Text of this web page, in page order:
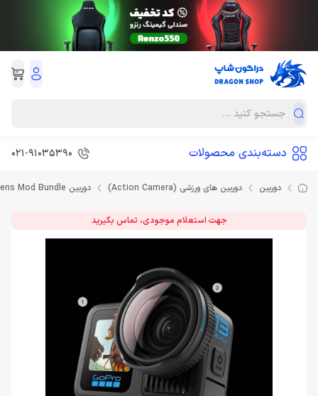
دسته‌بندی محصولات 021-91035390
دوربین دوربین های ورزشی (Action Camera) دوربین Gopro HERO13 Black Macro Lens Mod Bundle
جهت استعلام موجودی، تماس بگیرید